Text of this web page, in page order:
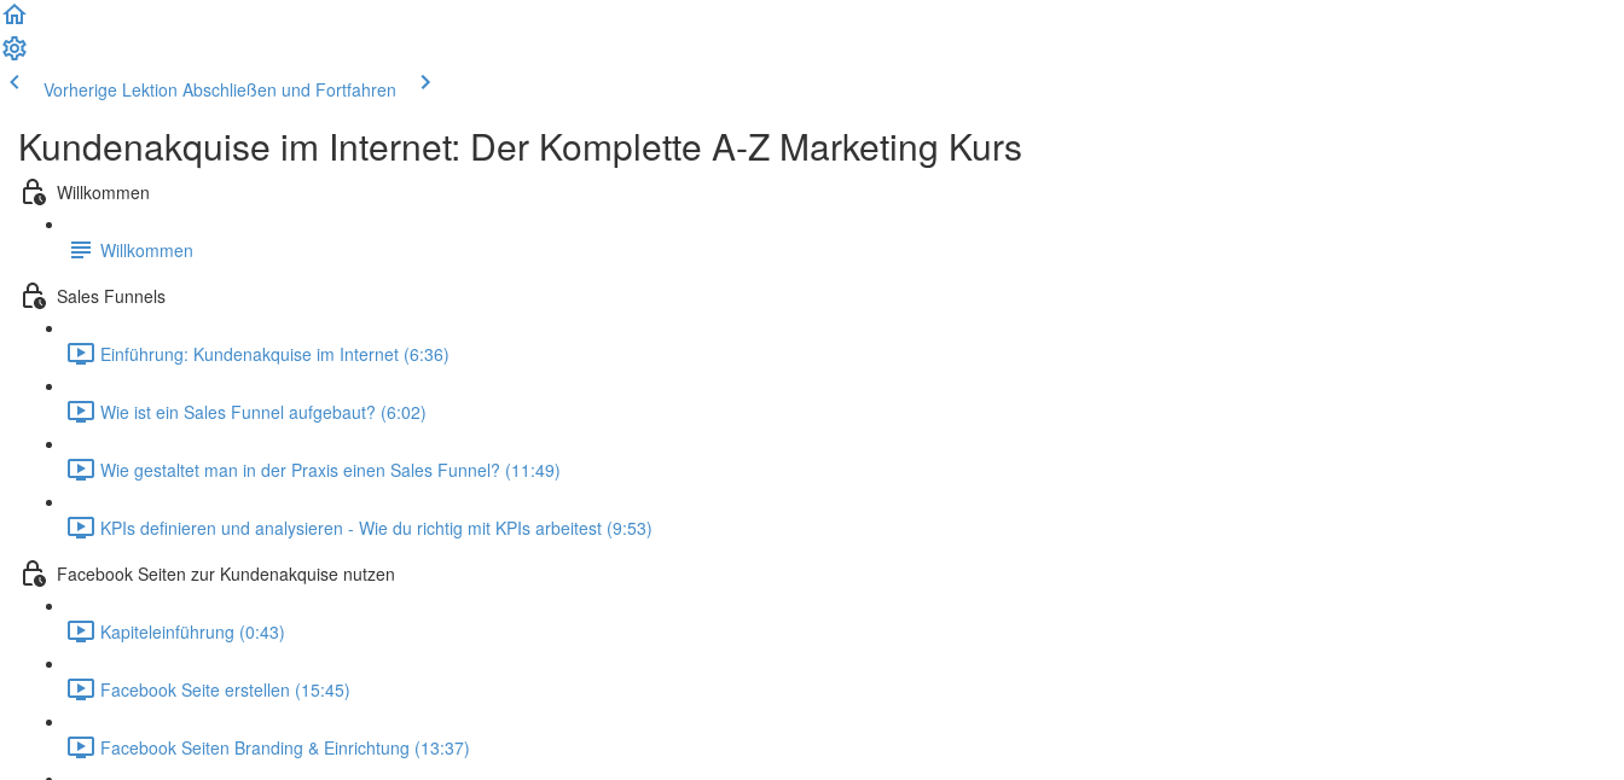
Vorherige Lektion Abschließen und Fortfahren
Kundenakquise im Internet: Der Komplette A-Z Marketing Kurs
Willkommen
Willkommen
Sales Funnels
Einführung: Kundenakquise im Internet (6:36)
Wie ist ein Sales Funnel aufgebaut? (6:02)
Wie gestaltet man in der Praxis einen Sales Funnel? (11:49)
KPIs definieren und analysieren - Wie du richtig mit KPIs arbeitest (9:53)
Facebook Seiten zur Kundenakquise nutzen
Kapiteleinführung (0:43)
Facebook Seite erstellen (15:45)
Facebook Seiten Branding & Einrichtung (13:37)